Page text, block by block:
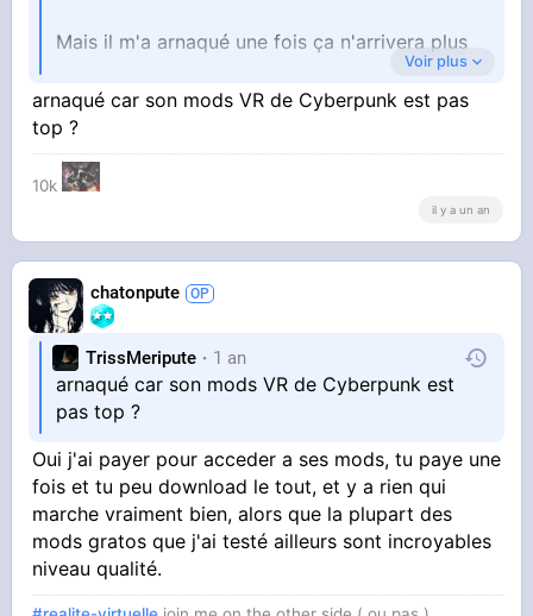
Mais il m'a arnaqué une fois ça n'arrivera plus
Par contre Je trust 100% flat2VR et les mods
de la team beef
Voir plus
arnaqué car son mods VR de Cyberpunk est pas
top ?
10k
il y a un an
chatonpute
TrissMeripute 1 an
arnaqué car son mods VR de Cyberpunk est
pas top ?
Oui j'ai payer pour acceder a ses mods, tu paye une
fois et tu peu download le tout, et y a rien qui
marche vraiment bien, alors que la plupart des
mods gratos que j'ai testé ailleurs sont incroyables
niveau qualité.